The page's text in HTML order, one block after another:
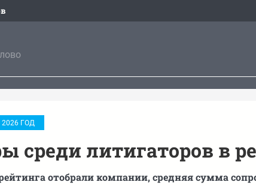
2026 ГОД
среди литигаторов в
отобрали компании, средняя сумма